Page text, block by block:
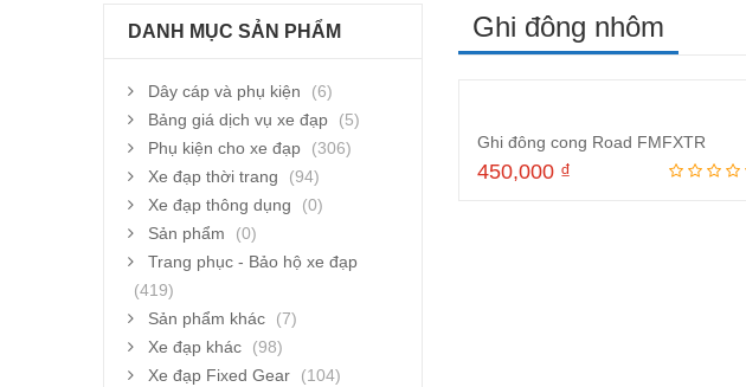
Ghi đông nhôm
Ghi đông cong Road FMFXTR
450,000 ₫
DANH MỤC SẢN PHẨM
Dây cáp và phụ kiện
(6)
Bảng giá dịch vụ xe đạp
(5)
Phụ kiện cho xe đạp
(306)
Xe đạp thời trang
(94)
Xe đạp thông dụng
(0)
Sản phẩm
(0)
Trang phục - Bảo hộ xe đạp
(419)
Sản phẩm khác
(7)
Xe đạp khác
(98)
Xe đạp Fixed Gear
(104)